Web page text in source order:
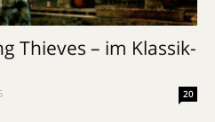
Thieves – im Klassik-
20